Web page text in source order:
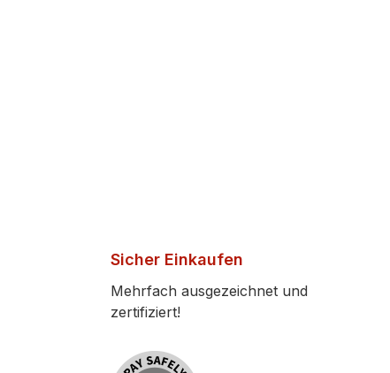
Sicher Einkaufen
Mehrfach ausgezeichnet und
zertifiziert!